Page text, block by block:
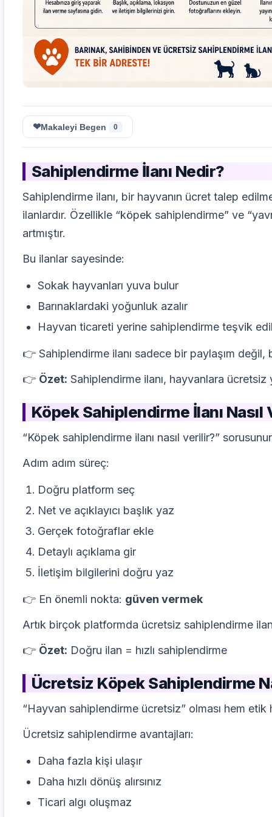
❤Makaleyi Begen 0
Sahiplendirme İlanı Nedir?
Sahiplendirme ilanı, bir hayvanın ücret talep
ilanlardır. Özellikle “köpek sahiplendirme” ve “
artmıştır.
Bu ilanlar sayesinde:
Sokak hayvanları yuva bulur
Barınaklardaki yoğunluk azalır
Hayvan ticareti yerine sahiplendirme teşvik
👉 Sahiplendirme ilanı sadece bir paylaşım değil,
👉 Özet: Sahiplendirme ilanı, hayvanlara
Köpek Sahiplendirme İlanı Nasıl
“Köpek sahiplendirme ilanı nasıl verilir?”
Adım adım süreç:
Doğru platform seç
Net ve açıklayıcı başlık yaz
Gerçek fotoğraflar ekle
Detaylı açıklama gir
İletişim bilgilerini doğru yaz
👉 En önemli nokta: güven vermek
Artık birçok platformda ücretsiz sahiplendirme
👉 Özet: Doğru ilan = hızlı sahiplendirme
Ücretsiz Köpek Sahiplendirme
“Hayvan sahiplendirme ücretsiz” olması hem etik
Ücretsiz sahiplendirme avantajları:
Daha fazla kişi ulaşır
Daha hızlı dönüş alırsınız
Ticari algı oluşmaz